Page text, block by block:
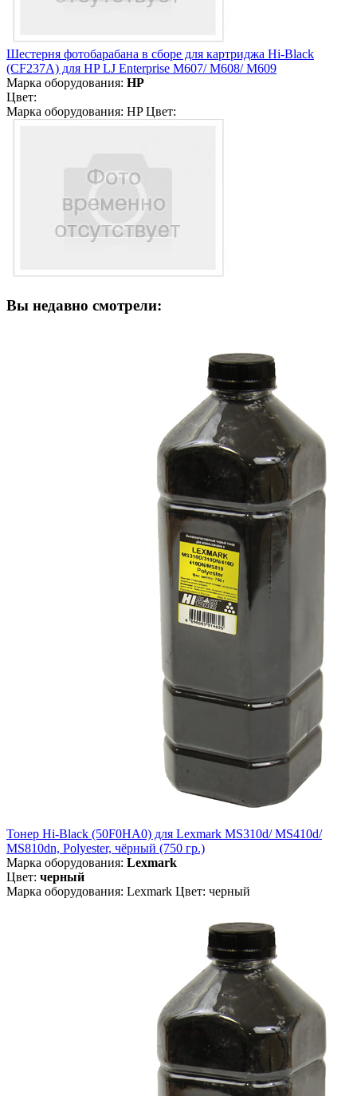
Шестерня фотобарабана в сборе для картриджа Hi-Black
(CF237A) для HP LJ Enterprise M607/ M608/ M609
Марка оборудования: HP
Цвет:
Марка оборудования: HP Цвет:
Вы недавно смотрели:
Тонер Hi-Black (50F0HA0) для Lexmark MS310d/ MS410d/
MS810dn, Polyester, чёрный (750 гр.)
Марка оборудования: Lexmark
Цвет: черный
Марка оборудования: Lexmark Цвет: черный